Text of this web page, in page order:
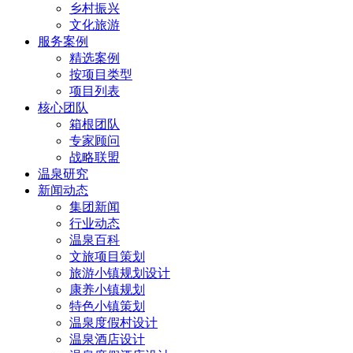
乡村振兴
文化旅游
服务案例
精选案例
按项目类型
项目列表
核心团队
箱根团队
专家顾问
战略联盟
温泉研究
新闻动态
集团新闻
行业动态
温泉百科
文旅项目策划
旅游小镇规划设计
康养小镇规划
特色小镇策划
温泉度假村设计
温泉酒店设计